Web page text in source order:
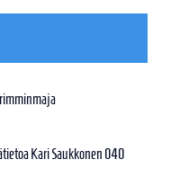
rimminmaja
Kari Saukkonen 040